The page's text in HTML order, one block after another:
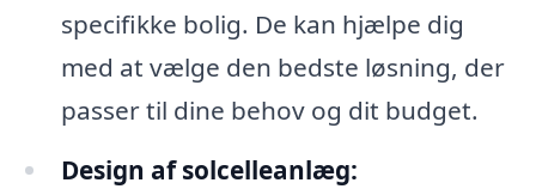
specifikke bolig. De kan hjælpe dig
med at vælge den bedste løsning, der
passer til dine behov og dit budget.
Design af solcelleanlæg: